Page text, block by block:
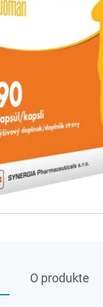
O produkte